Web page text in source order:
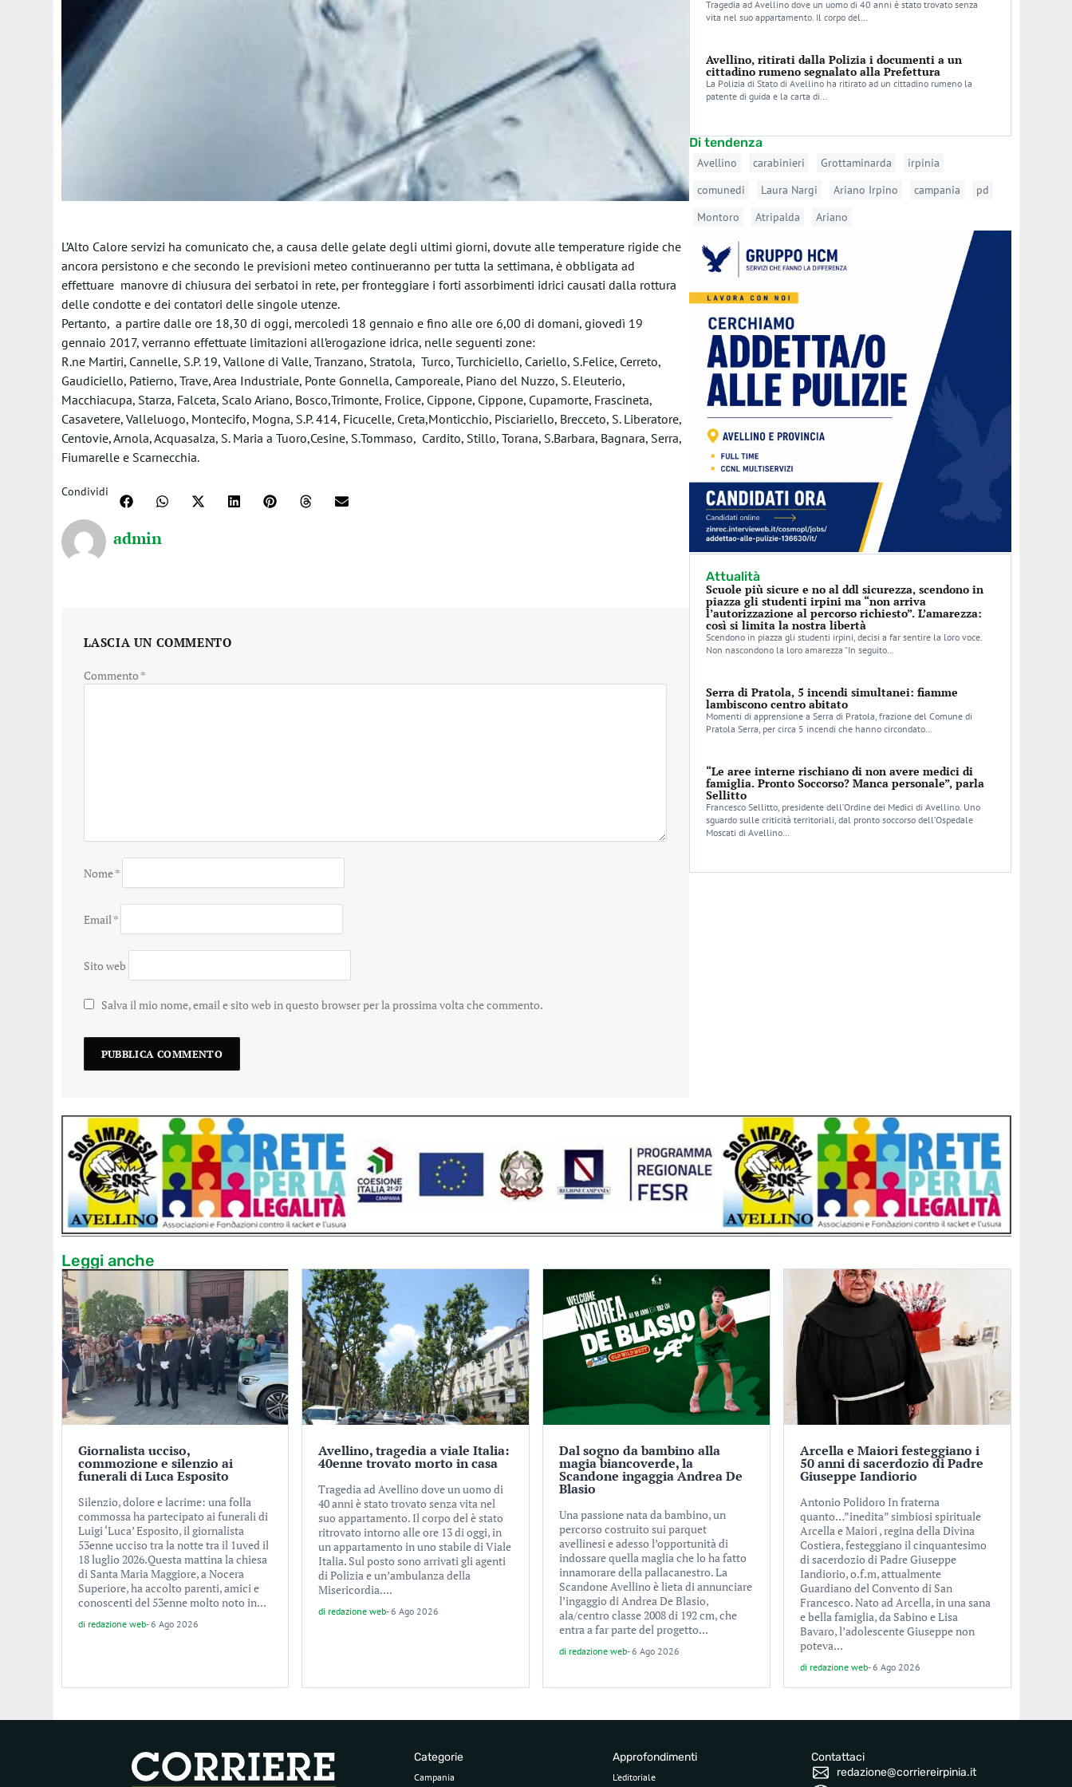
L’Alto Calore servizi ha comunicato che, a causa delle gelate degli ultimi giorni, dovute alle temperature rigide che
ancora persistono e che secondo le previsioni meteo continueranno per tutta la settimana, è obbligata ad
effettuare manovre di chiusura dei serbatoi in rete, per fronteggiare i forti assorbimenti idrici causati dalla rottura
delle condotte e dei contatori delle singole utenze.
Pertanto, a partire dalle ore 18,30 di oggi, mercoledì 18 gennaio e fino alle ore 6,00 di domani, giovedì 19
gennaio 2017, verranno effettuate limitazioni all’erogazione idrica, nelle seguenti zone:
R.ne Martiri, Cannelle, S.P. 19, Vallone di Valle, Tranzano, Stratola, Turco, Turchiciello, Cariello, S.Felice, Cerreto,
Gaudiciello, Patierno, Trave, Area Industriale, Ponte Gonnella, Camporeale, Piano del Nuzzo, S. Eleuterio,
Macchiacupa, Starza, Falceta, Scalo Ariano, Bosco,Trimonte, Frolice, Cippone, Cippone, Cupamorte, Frascineta,
Casavetere, Valleluogo, Montecifo, Mogna, S.P. 414, Ficucelle, Creta,Monticchio, Pisciariello, Brecceto, S. Liberatore,
Centovie, Arnola, Acquasalza, S. Maria a Tuoro,Cesine, S.Tommaso, Cardito, Stillo, Torana, S.Barbara, Bagnara, Serra,
Fiumarelle e Scarnecchia.
Condividi
admin
LASCIA UN COMMENTO
Commento *
Nome*
Email *
Sito web
Salva il mio nome, email e sito web in questo browser per la prossima volta che commento.
Tragedia ad Avellino dove un uomo di 40 anni è stato trovato senza
vita nel suo appartamento. Il corpo del…
Avellino, ritirati dalla Polizia i documenti a un
cittadino rumeno segnalato alla Prefettura
La Polizia di Stato di Avellino ha ritirato ad un cittadino rumeno la
patente di guida e la carta di…
Di tendenza
Avellino carabinieri Grottaminarda
irpinia
comunedi
Laura Nargi Ariano Irpino campania
pd
Montoro
Atripalda Ariano
Attualità
Scuole più sicure e no al ddl sicurezza, scendono in
piazza gli studenti irpini ma “non arriva
l’autorizzazione al percorso richiesto”. L’amarezza:
così si limita la nostra libertà
Scendono in piazza gli studenti irpini, decisi a far sentire la loro voce.
Non nascondono la loro amarezza “In seguito…
Serra di Pratola, 5 incendi simultanei: fiamme
lambiscono centro abitato
Momenti di apprensione a Serra di Pratola, frazione del Comune di
Pratola Serra, per circa 5 incendi che hanno circondato…
“Le aree interne rischiano di non avere medici di
famiglia. Pronto Soccorso? Manca personale”, parla
Sellitto
Francesco Sellitto, presidente dell’Ordine dei Medici di Avellino. Uno
sguardo sulle criticità territoriali, dal pronto soccorso dell’Ospedale
Moscati di Avellino…
Leggi anche
Giornalista ucciso,
commozione e silenzio ai
funerali di Luca Esposito
Silenzio, dolore e lacrime: una folla
commossa ha partecipato ai funerali di
Luigi ‘Luca’ Esposito, il giornalista
53enne ucciso tra la notte tra il 1uved il
18 luglio 2026.Questa mattina la chiesa
di Santa Maria Maggiore, a Nocera
Superiore, ha accolto parenti, amici e
conoscenti del 53enne molto noto in...
di redazione web-6 Ago 2026
Avellino, tragedia a viale Italia:
40enne trovato morto in casa
Tragedia ad Avellino dove un uomo di
40 anni è stato trovato senza vita nel
suo appartamento. Il corpo del è stato
ritrovato intorno alle ore 13 di oggi, in
un appartamento in uno stabile di Viale
Italia. Sul posto sono arrivati gli agenti
di Polizia e un’ambulanza della
Misericordia....
di redazione web-6 Ago 2026
Dal sogno da bambino alla
magia biancoverde, la
Scandone ingaggia Andrea De
Blasio
Una passione nata da bambino, un
percorso costruito sui parquet
avellinesi e adesso l’opportunità di
indossare quella maglia che lo ha fatto
innamorare della pallacanestro. La
Scandone Avellino è lieta di annunciare
l’ingaggio di Andrea De Blasio,
ala/centro classe 2008 di 192 cm, che
entra a far parte del progetto...
di redazione web-6 Ago 2026
Arcella e Maiori festeggiano i
50 anni di sacerdozio di Padre
Giuseppe Iandiorio
Antonio Polidoro In fraterna
quanto…”inedita” simbiosi spirituale
Arcella e Maiori , regina della Divina
Costiera, festeggiano il cinquantesimo
di sacerdozio di Padre Giuseppe
Iandiorio, o.f.m, attualmente
Guardiano del Convento di San
Francesco. Nato ad Arcella, in una sana
e bella famiglia, da Sabino e Lisa
Bavaro, l’adolescente Giuseppe non
poteva...
di redazione web-6 Ago 2026
Categorie
Campania
Approfondimenti
L’editoriale
Contattaci
redazione@corriereirpinia.it